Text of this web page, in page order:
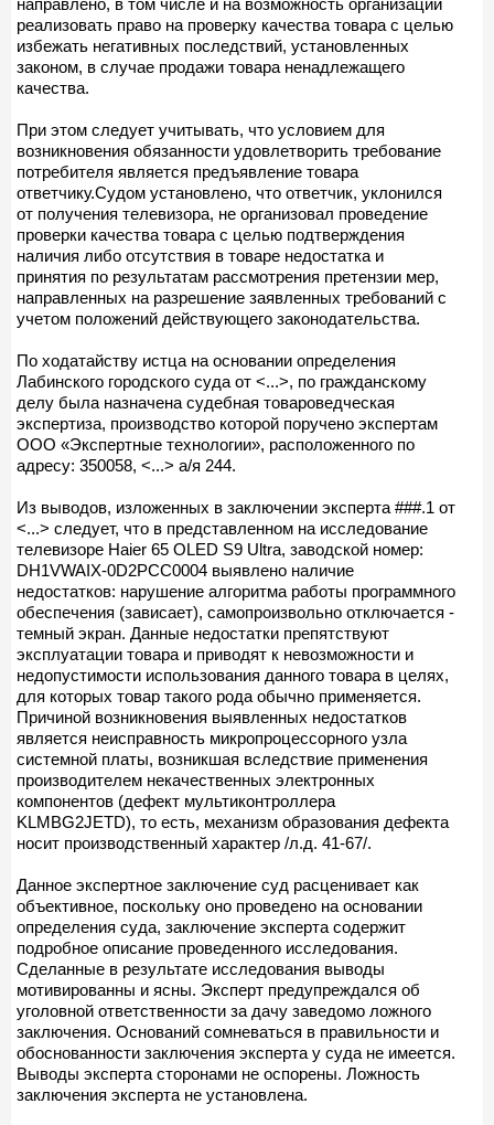
реализовать право на проверку качества товара с целью
избежать негативных последствий, установленных
законом, в случае продажи товара ненадлежащего
качества.
При этом следует учитывать, что условием для
возникновения обязанности удовлетворить требование
потребителя является предъявление товара
ответчику.Судом установлено, что ответчик, уклонился
от получения телевизора, не организовал проведение
проверки качества товара с целью подтверждения
наличия либо отсутствия в товаре недостатка и
принятия по результатам рассмотрения претензии мер,
направленных на разрешение заявленных требований с
учетом положений действующего законодательства.
По ходатайству истца на основании определения
Лабинского городского суда от <...>, по гражданскому
делу была назначена судебная товароведческая
экспертиза, производство которой поручено экспертам
ООО «Экспертные технологии», расположенного по
адресу: 350058, <...> а/я 244.
Из выводов, изложенных в заключении эксперта ###.1 от
<...> следует, что в представленном на исследование
телевизоре Haier 65 OLED S9 Ultra, заводской номер:
DH1VWAIX-0D2PCC0004 выявлено наличие
недостатков: нарушение алгоритма работы программного
обеспечения (зависает), самопроизвольно отключается -
темный экран. Данные недостатки препятствуют
эксплуатации товара и приводят к невозможности и
недопустимости использования данного товара в целях,
для которых товар такого рода обычно применяется.
Причиной возникновения выявленных недостатков
является неисправность микропроцессорного узла
системной платы, возникшая вследствие применения
производителем некачественных электронных
компонентов (дефект мультиконтроллера
KLMBG2JETD), то есть, механизм образования дефекта
носит производственный характер /л.д. 41-67/.
Данное экспертное заключение суд расценивает как
объективное, поскольку оно проведено на основании
определения суда, заключение эксперта содержит
подробное описание проведенного исследования.
Сделанные в результате исследования выводы
мотивированны и ясны. Эксперт предупреждался об
уголовной ответственности за дачу заведомо ложного
заключения. Оснований сомневаться в правильности и
обоснованности заключения эксперта у суда не имеется.
Выводы эксперта сторонами не оспорены. Ложность
заключения эксперта не установлена.